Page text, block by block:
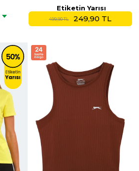
Slim Fit Sarı Tişört
Etiketin Yarısı
499,90 TL 249,90 TL